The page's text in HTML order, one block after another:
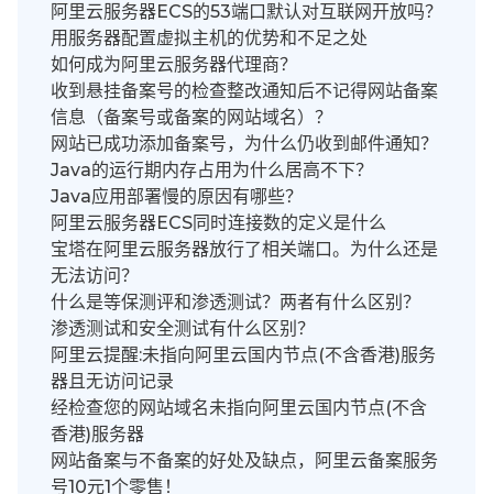
阿里云服务器ECS的53端口默认对互联网开放吗？
用服务器配置虚拟主机的优势和不足之处
如何成为阿里云服务器代理商？
收到悬挂备案号的检查整改通知后不记得网站备案
信息（备案号或备案的网站域名）？
网站已成功添加备案号，为什么仍收到邮件通知？
Java的运行期内存占用为什么居高不下？
Java应用部署慢的原因有哪些？
阿里云服务器ECS同时连接数的定义是什么
宝塔在阿里云服务器放行了相关端口。为什么还是
无法访问？
什么是等保测评和渗透测试？两者有什么区别？
渗透测试和安全测试有什么区别？
阿里云提醒:未指向阿里云国内节点(不含香港)服务
器且无访问记录
经检查您的网站域名未指向阿里云国内节点(不含
香港)服务器
网站备案与不备案的好处及缺点，阿里云备案服务
号10元1个零售！